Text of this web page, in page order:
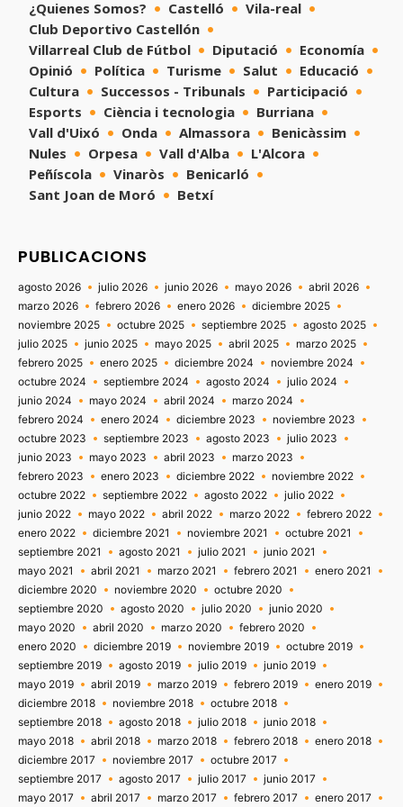
¿Quienes Somos? Castelló
Vila-real
Club Deportivo Castellón
Villarreal Club de Fútbol
Diputació
Economía
Opinió
Política Turisme Salut
Educació
Cultura
Successos - Tribunals
Participació
Esports
Ciència i tecnologia
Burriana
Vall d'Uixó
Onda Almassora
Benicàssim
Nules
Orpesa Vall d'Alba
L'Alcora
Peñíscola
Vinaròs
Benicarló
Sant Joan de Moró
Betxí
PUBLICACIONS
agosto 2026 julio 2026 junio 2026 mayo 2026
abril 2026
marzo 2026
febrero 2026 enero 2026
diciembre 2025
noviembre 2025
octubre 2025 septiembre 2025
agosto 2025
julio 2025
junio 2025 mayo 2025 abril 2025
marzo 2025
febrero 2025
enero 2025 diciembre 2024
noviembre 2024
octubre 2024
septiembre 2024 agosto 2024
julio 2024
junio 2024
mayo 2024 abril 2024
marzo 2024
febrero 2024
enero 2024 diciembre 2023
noviembre 2023
octubre 2023
septiembre 2023 agosto 2023
julio 2023
junio 2023
mayo 2023 abril 2023
marzo 2023
febrero 2023
enero 2023 diciembre 2022
noviembre 2022
octubre 2022
septiembre 2022 agosto 2022
julio 2022
junio 2022
mayo 2022 abril 2022 marzo 2022
febrero 2022
enero 2022
diciembre 2021 noviembre 2021
octubre 2021
septiembre 2021
agosto 2021 julio 2021
junio 2021
mayo 2021
abril 2021 marzo 2021 febrero 2021
enero 2021
diciembre 2020
noviembre 2020
octubre 2020
septiembre 2020
agosto 2020 julio 2020
junio 2020
mayo 2020
abril 2020 marzo 2020
febrero 2020
enero 2020
diciembre 2019 noviembre 2019
octubre 2019
septiembre 2019
agosto 2019 julio 2019
junio 2019
mayo 2019
abril 2019 marzo 2019 febrero 2019
enero 2019
diciembre 2018
noviembre 2018
octubre 2018
septiembre 2018
agosto 2018 julio 2018
junio 2018
mayo 2018
abril 2018 marzo 2018 febrero 2018
enero 2018
diciembre 2017
noviembre 2017
octubre 2017
septiembre 2017
agosto 2017 julio 2017
junio 2017
mayo 2017
abril 2017 marzo 2017 febrero 2017 enero 2017